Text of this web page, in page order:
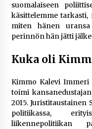
Nina
2
Pia
Online-
–
4
suomalaiseen
käsittelemme tarkasti,
miten hänen
perinnön hän jätti
Kuka oli
Kimmo Kalevi Immeri
toimi
2015.
politiikassa,
liikennepolitiikan